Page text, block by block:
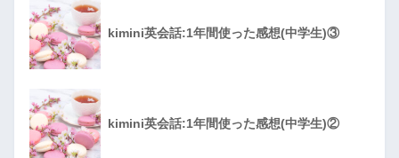
kimini英会話:1年間使った感想(中学生)③
kimini英会話:1年間使った感想(中学生)②